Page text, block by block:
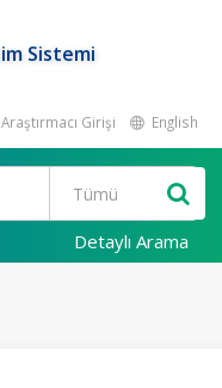
Sistemi
Araştırmacı Girişi English
Detaylı Arama